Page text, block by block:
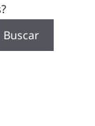
Buscar